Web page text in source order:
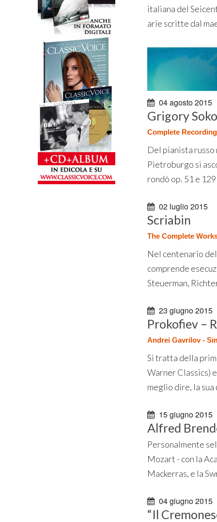
italiana del
arie scritte dal
04 agosto 2015
Grigory
Complete
Del pianista russo
Pietroburgo si
rondò op. 51 e
02 luglio 2015
Scriabin
The Complete
Nel centenario
comprende
Steuerman,
23 giugno 2015
Prokofiev –
Andrei Gavrilov -
Si tratta della
Warner Classics)
meglio dire, la sua
15 giugno 2015
Alfred
Personalmente
Mozart - con la
Mackerras, e la
04 giugno 2015
“Il